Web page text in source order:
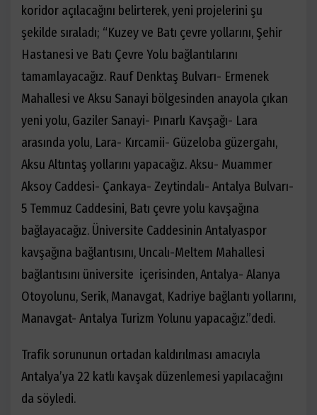
koridor açılacağını belirterek, yeni projelerini şu
şekilde sıraladı; “Kuzey ve Batı çevre yollarını, Şehir
Hastanesi ve Batı Çevre Yolu bağlantılarını
tamamlayacağız. Rauf Denktaş Bulvarı- Ermenek
Mahallesi ve Aksu Sanayi bölgesinden anayola çıkan
yeni yolu, Gaziler Sanayi- Pınarlı Kavşağı- Lara
arasında yolu, Lara- Kırcamii- Güzeloba güzergahı,
Aksu Altıntaş yollarını yapacağız. Aksu- Muammer
Aksoy Caddesi- Çankaya- Zeytindalı- Antalya Bulvarı-
5 Temmuz Caddesini, Batı çevre yolu kavşağına
bağlayacağız. Üniversite Caddesinin Antalyaspor
kavşağına bağlantısını, Uncalı-Meltem Mahallesi
bağlantısını üniversite içerisinden, Antalya- Alanya
Otoyolunu, Serik, Manavgat, Kadriye bağlantı yollarını,
Manavgat- Antalya Turizm Yolunu yapacağız.”dedi.
Trafik sorununun ortadan kaldırılması amacıyla
Antalya’ya 22 katlı kavşak düzenlemesi yapılacağını
da söyledi.